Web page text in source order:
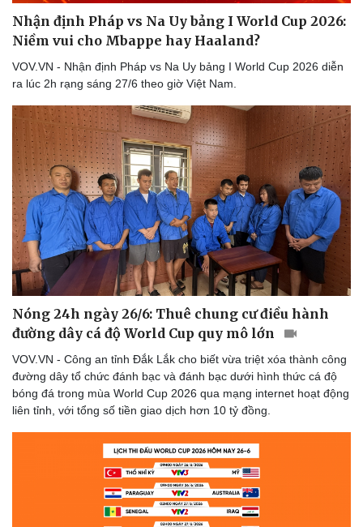
Doanh nghiệp
Doanh nghiệp 24h
Doanh nhân
Vì cộng đồng
Công nghệ
Tin Công nghệ
Trải nghiệm
Chuyển đổi số
Nhận định Pháp vs Na Uy bảng I World Cup 2026:
Niềm vui cho Mbappe hay Haaland?
VOV.VN - Nhận định Pháp vs Na Uy bảng I World Cup 2026 diễn
ra lúc 2h rạng sáng 27/6 theo giờ Việt Nam.
Nóng 24h ngày 26/6: Thuê chung cư điều hành
đường dây cá độ World Cup quy mô lớn
VOV.VN - Công an tỉnh Đắk Lắk cho biết vừa triệt xóa thành công
đường dây tổ chức đánh bạc và đánh bạc dưới hình thức cá độ
bóng đá trong mùa World Cup 2026 qua mạng internet hoạt động
liên tỉnh, với tổng số tiền giao dịch hơn 10 tỷ đồng.